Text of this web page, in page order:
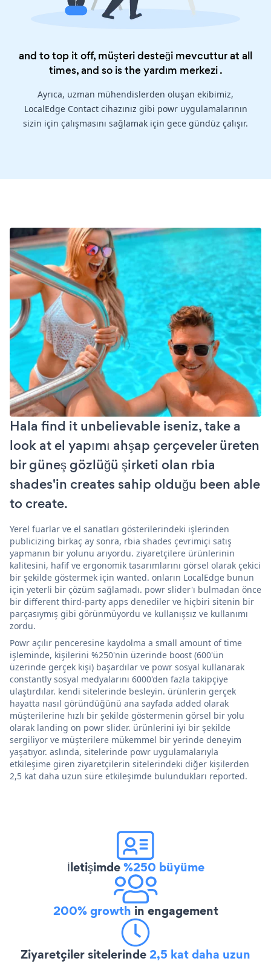
and to top it off, müşteri desteği mevcuttur at all
times, and so is theyardım merkezi.
Ayrıca, uzman mühendislerden oluşan ekibimiz,
LocalEdge Contact cihazınız gibi powr uygulamalarının
sizin için çalışmasını sağlamak için gece gündüz çalışır.
Hala find it unbelievable iseniz, take a
look at el yapımı ahşap çerçeveler üreten
bir güneş gözlüğü şirketi olan rbia
shades'in creates sahip olduğu been able
to create.
Yerel fuarlar ve el sanatları gösterilerindeki işlerinden
publicizing birkaç ay sonra, rbia shades çevrimiçi satış
yapmanın bir yolunu arıyordu. ziyaretçilere ürünlerinin
kalitesini, hafif ve ergonomik tasarımlarını görsel olarak çekici
bir şekilde göstermek için wanted. onların LocalEdge bunun
için yeterli bir çözüm sağlamadı. powr slider'ı bulmadan önce
bir different third-party apps denediler ve hiçbiri sitenin bir
parçasıymış gibi görünmüyordu ve kullanışsız ve kullanımı
zordu.
Powr açılır penceresine kaydolma a small amount of time
işleminde, kişilerini %250'nin üzerinde boost (600'ün
üzerinde gerçek kişi) başardılar ve powr sosyal kullanarak
constantly sosyal medyalarını 6000'den fazla takipçiye
ulaştırdılar. kendi sitelerinde besleyin. ürünlerin gerçek
hayatta nasıl göründüğünü ana sayfada added olarak
müşterilerine hızlı bir şekilde göstermenin görsel bir yolu
olarak landing on powr slider. ürünlerini iyi bir şekilde
sergiliyor ve müşterilere mükemmel bir yerinde deneyim
yaşatıyor. aslında, sitelerinde powr uygulamalarıyla
etkileşime giren ziyaretçilerin sitelerindeki diğer kişilerden
2,5 kat daha uzun süre etkileşimde bulundukları reported.
İletişimde%250 büyüme
200% growth in engagement
Ziyaretçiler sitelerinde2,5 kat daha uzun